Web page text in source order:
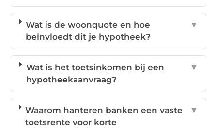
Wat is de woonquote en hoe
beïnvloedt dit je hypotheek?
▼
Wat is het toetsinkomen bij een
hypotheekaanvraag?
▼
Waarom hanteren banken een vaste
toetsrente voor korte
▼